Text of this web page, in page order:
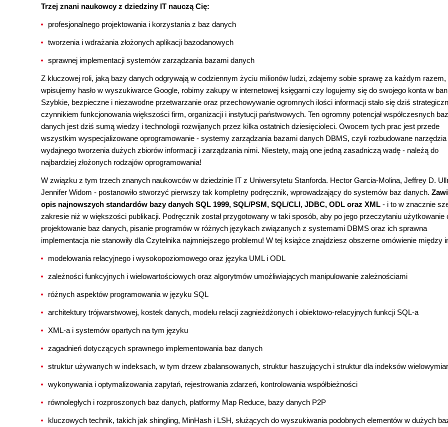
Trzej znani naukowcy z dziedziny IT nauczą Cię:
profesjonalnego projektowania i korzystania z baz danych
tworzenia i wdrażania złożonych aplikacji bazodanowych
sprawnej implementacji systemów zarządzania bazami danych
Z kluczowej roli, jaką bazy danych odgrywają w codziennym życiu milionów ludzi, zdajemy sobie sprawę za każdym razem,
wpisujemy hasło w wyszukiwarce Google, robimy zakupy w internetowej księgarni czy logujemy się do swojego konta w
Szybkie, bezpieczne i niezawodne przetwarzanie oraz przechowywanie ogromnych ilości informacji stało się dziś
czynnikiem funkcjonowania większości firm, organizacji i instytucji państwowych. Ten ogromny potencjał współczesnych baz
danych jest dziś sumą wiedzy i technologii rozwijanych przez kilka ostatnich dziesięcioleci. Owocem tych prac jest przede
wszystkim wyspecjalizowane oprogramowanie - systemy zarządzania bazami danych DBMS, czyli rozbudowane narzędzia
wydajnego tworzenia dużych zbiorów informacji i zarządzania nimi. Niestety, mają one jedną zasadniczą wadę - należą do
najbardziej złożonych rodzajów oprogramowania!
W związku z tym trzech znanych naukowców w dziedzinie IT z Uniwersytetu Stanforda. Hector Garcia-Molina, Jeffrey D.
Jennifer Widom - postanowiło stworzyć pierwszy tak kompletny podręcznik, wprowadzający do systemów baz danych.
opis najnowszych standardów bazy danych SQL 1999, SQL/PSM, SQL/CLI, JDBC, ODL oraz XML - i to w znacznie
zakresie niż w większości publikacji. Podręcznik został przygotowany w taki sposób, aby po jego przeczytaniu użytkowanie
projektowanie baz danych, pisanie programów w różnych językach związanych z systemami DBMS oraz ich sprawna
implementacja nie stanowiły dla Czytelnika najmniejszego problemu! W tej książce znajdziesz obszerne omówienie między
modelowania relacyjnego i wysokopoziomowego oraz języka UML i ODL
zależności funkcyjnych i wielowartościowych oraz algorytmów umożliwiających manipulowanie zależnościami
różnych aspektów programowania w języku SQL
architektury trójwarstwowej, kostek danych, modelu relacji zagnieżdżonych i obiektowo-relacyjnych funkcji SQL-a
XML-a i systemów opartych na tym języku
zagadnień dotyczących sprawnego implementowania baz danych
struktur używanych w indeksach, w tym drzew zbalansowanych, struktur haszujących i struktur dla indeksów
wykonywania i optymalizowania zapytań, rejestrowania zdarzeń, kontrolowania współbieżności
równoległych i rozproszonych baz danych, platformy Map Reduce, bazy danych P2P
kluczowych technik, takich jak shingling, MinHash i LSH, służących do wyszukiwania podobnych elementów w dużych